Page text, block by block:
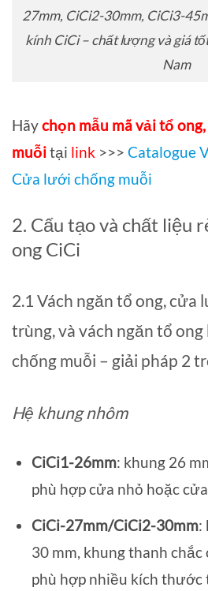
27mm, CiCi2-30mm, CiCi3-
kính CiCi – chất lượng và giá
Nam
Hãychọn mẫu mã vải tổ
muỗitại link >>> Catalogue
Cửa lưới chống muỗi
2. Cấu tạo và chất liệu
ong CiCi
2.1 Vách ngăn tổ ong, cửa
trùng, và vách ngăn tổ
chống muỗi – giải pháp 2
Hệ khung nhôm
CiCi1-26mm: khung 26
phù hợp cửa nhỏ hoặc
CiCi-27mm/CiCi2-30mm:
30 mm, khung thanh chắc
phù hợp nhiều kích thước